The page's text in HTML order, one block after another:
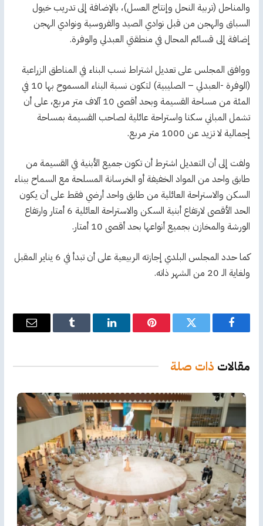
والمناحل (تربية النحل وإنتاج العسل)، بالإضافة إلى تدريب خيول
السباق والهجن من قبل نوادي الصيد والفروسية ونوادي الهجن
إضافة إلى قسائم المحال في منطقتي العبدلي والوفرة.
ووافق المجلس على تعديل اشتراط نسب البناء في المناطق الزراعية
(الوفرة -العبدلي – الصليبية) لتكون نسبة البناء المسموح بها 10 في
المئة من مساحة القسيمة وبحد أقصى 10 آلاف متر مربع، على أن
تشمل المباني سكنا واستراحة عائلية لصاحب القسيمة بمساحة
إجمالية لا تزيد عن 1000 متر مربع.
ولفت إلى أن التعديل اشترط أن تكون جميع الأبنية في القسيمة من
طابق واحد من المواد الخفيفة أو الخرسانة المسلحة مع السماح ببناء
السكن والاستراحة العائلية من طابق واحد أرضي فقط على أن يكون
الحد الأقصى لارتفاع أبنية السكن والاستراحة العائلية 6 أمتار وارتفاع
الورشة والمخازن بجميع أنواعها بحد أقصى 10 أمتار.
كما حدد المجلس البلدي إجازته الربيعية على أن تبدأ في 6 يناير المقبل
ولغاية الـ 20 من الشهر ذاته.
فيسبوك تويتر بينتيريستلينكدإن Tumblr
البريد
مقالات ذات صلة